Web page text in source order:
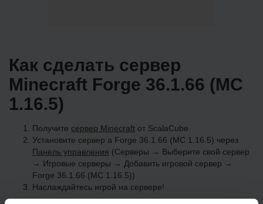
Как сделать сервер
Minecraft Forge 36.1.66 (MC
1.16.5)
Получите сервер Minecraft от ScalaCube
Установите сервер a Forge 36.1.66 (MC 1.16.5) через
Панель управления (Серверы → Выберите свой сервер
→ Игровые серверы → Добавить игровой сервер →
Forge 36.1.66 (MC 1.16.5))
Наслаждайтесь игрой на сервере!